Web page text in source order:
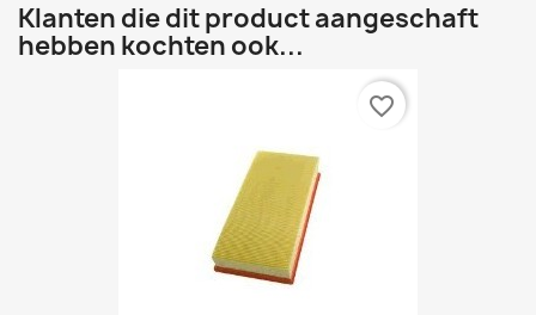
Klanten die dit product aangeschaft
hebben kochten ook...
favorite_border